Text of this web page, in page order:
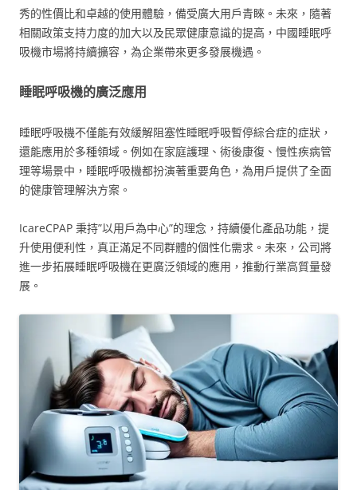
秀的性價比和卓越的使用體驗，備受廣大用戶青睞。未來，隨著
相關政策支持力度的加大以及民眾健康意識的提高，中國睡眠呼
吸機市場將持續擴容，為企業帶來更多發展機遇。
睡眠呼吸機的廣泛應用
睡眠呼吸機不僅能有效緩解阻塞性睡眠呼吸暫停綜合症的症狀，
還能應用於多種領域。例如在家庭護理、術後康復、慢性疾病管
理等場景中，睡眠呼吸機都扮演著重要角色，為用戶提供了全面
的健康管理解決方案。
IcareCPAP 秉持”以用戶為中心”的理念，持續優化產品功能，提
升使用便利性，真正滿足不同群體的個性化需求。未來，公司將
進一步拓展睡眠呼吸機在更廣泛領域的應用，推動行業高質量發
展。